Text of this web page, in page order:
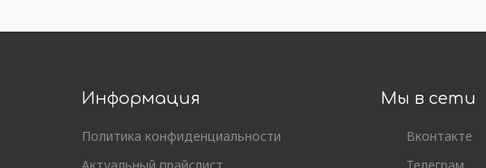
Информация
Политика конфиденциальности
Актуальный прайслист
Мы в сети
Вконтакте
Телеграм